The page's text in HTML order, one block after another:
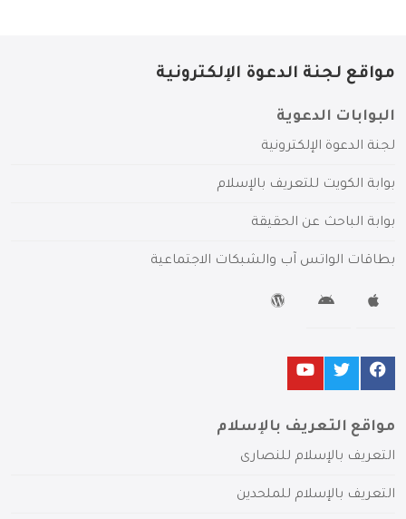
مواقع لجنة الدعوة الإلكترونية
البوابات الدعوية
لجنة الدعوة الإلكترونية
بوابة الكويت للتعريف بالإسلام
بوابة الباحث عن الحقيقة
بطاقات الواتس آب والشبكات الاجتماعية
مواقع التعريف بالإسلام
التعريف بالإسلام للنصارى
التعريف بالإسلام للملحدين